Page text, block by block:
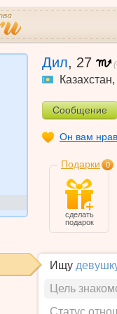
Дил, 27
Казахстан,
Сообщение
Он вам
Подарки 0
сделать
подарок
Ищу
Цель
Статус